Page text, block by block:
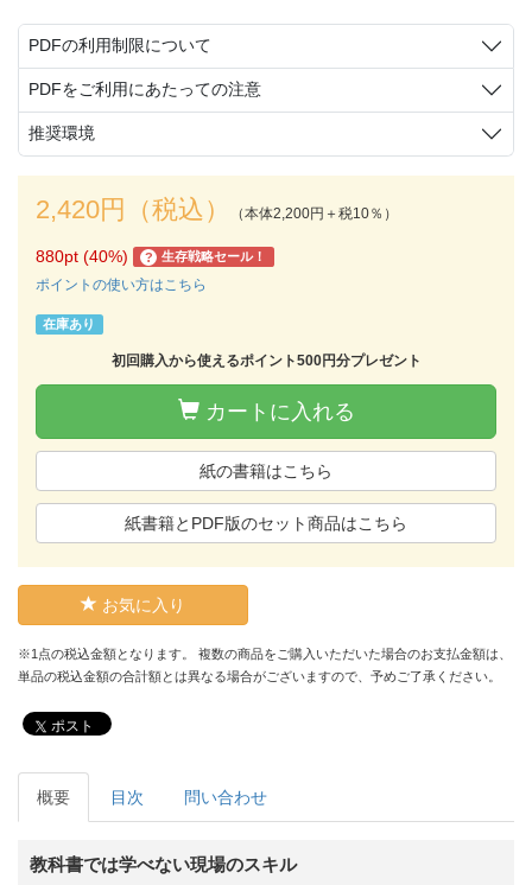
PDFの利用制限について
PDFをご利用にあたっての注意
推奨環境
2,420円（税込） （本体2,200円＋税10％）
880pt (40%) ? 生存戦略セール！
ポイントの使い方はこちら
在庫あり
初回購入から使えるポイント500円分プレゼント
カートに入れる
紙の書籍はこちら
紙書籍とPDF版のセット商品はこちら
お気に入り
※1点の税込金額となります。 複数の商品をご購入いただいた場合のお支払金額は、
単品の税込金額の合計額とは異なる場合がございますので、予めご了承ください。
ポスト
概要 目次 問い合わせ
教科書では学べない現場のスキル